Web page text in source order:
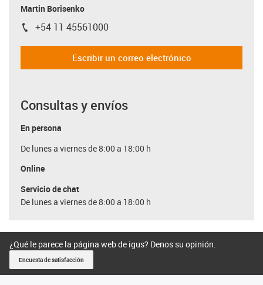
Martin Borisenko
igus-icon-phone
+54 11 45561000
Escribir un correo electrónico
Consultas y envíos
En persona
De lunes a viernes de 8:00 a 18:00 h
Online
Servicio de chat
De lunes a viernes de 8:00 a 18:00 h
¿Qué le parece la página web de igus? Denos su opinión.
Encuesta de satisfacción